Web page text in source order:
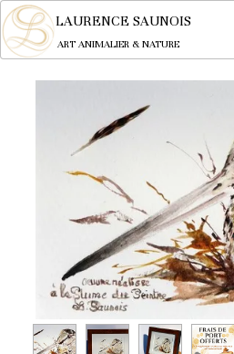
LAURENCE SAUNOIS
ART ANIMALIER & NATURE
NYMPHEUS LUMINANSIS.
OEUVRES
COMMANDE
L'ARTISTE.
NEWS
CONTACT